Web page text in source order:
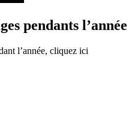
pendants l’année
l’année, cliquez ici